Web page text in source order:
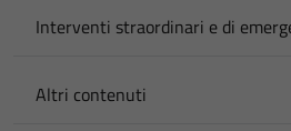
Interventi straordinari e di
Altri contenuti